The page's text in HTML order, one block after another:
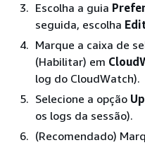
Escolha a guia
seguida, escolha
Marque a caixa de
(Habilitar) em
log do CloudWatch).
Selecione a opção
os logs da sessão).
(Recomendado)